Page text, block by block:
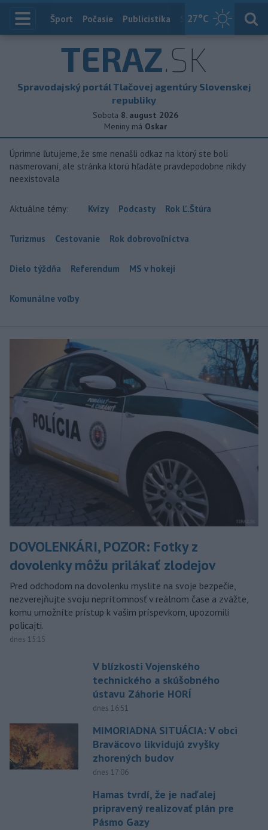
27°C
Index
Šport Počasie Publicistika Slovensko
TERAZ.SK
Spravodajský portál Tlačovej agentúry Slovenskej
republiky
Sobota 8. august 2026
Meniny má Oskar
Úprimne ľutujeme, že sme nenašli odkaz na ktorý ste boli
nasmerovaní, ale stránka ktorú hľadáte pravdepodobne nikdy
neexistovala
Aktuálne témy: Kvízy Podcasty Rok Ľ.Štúra
Turizmus Cestovanie Rok dobrovoľníctva
Dielo týždňa Referendum MS v hokeji
Komunálne voľby
DOVOLENKÁRI, POZOR: Fotky z
dovolenky môžu prilákať zlodejov
Pred odchodom na dovolenku myslite na svoje bezpečie,
nezverejňujte svoju neprítomnosť v reálnom čase a zvážte,
komu umožníte prístup k vašim príspevkom, upozornili
policajti.
dnes 15:15
V blízkosti Vojenského
technického a skúšobného
ústavu Záhorie HORÍ
dnes 16:51
MIMORIADNA SITUÁCIA: V obci
Braväcovo likvidujú zvyšky
zhorených budov
dnes 17:06
Hamas tvrdí, že je naďalej
pripravený realizovať plán pre
Pásmo Gazy